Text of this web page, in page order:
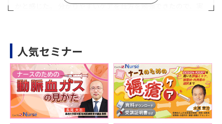
かと感じた。 分かりやすいケアを仕方を勉強できたので、実
★★★★★
★★★★★ 2026/02/17
薬剤師 該当なし 該当なし
一般企業で障害者雇用を担当しており、高次脳機能障害の方
が在籍されています。脳の基礎的な解剖生理、観察できる症
状と脳という見えない臓器との関係、介助者や支援者のある
べき姿勢「疾病分類ではなく有効な解除を」、等など全て役
人気セミナー